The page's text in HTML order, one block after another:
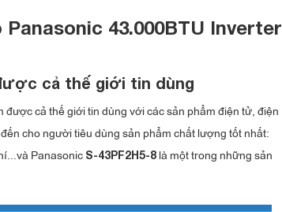
43.000BTU Inverter
cả thế giới tin dùng
cả thế giới tin dùng với các sản phẩm điện tử, điện
cho người tiêu dùng sản phẩm chất lượng tốt nhất:
Panasonic S-43PF2H5-8 là một trong những sản